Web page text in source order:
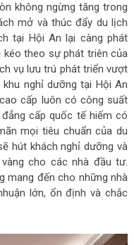
không ngừng tăng trong
mở và thúc đẩy du lịch
tại Hội An lại càng phát
kéo theo sự phát triên của
vụ lưu trú phát triển vượt
nghỉ dưỡng tại Hội An
cấp luôn có công suất
cấp quốc tế hiếm có
mọi tiêu chuẩn của du
hút khách nghỉ dưỡng và
cho các nhà đầu tư.
mang đến cho những nhà
lớn, ổn định và chắc